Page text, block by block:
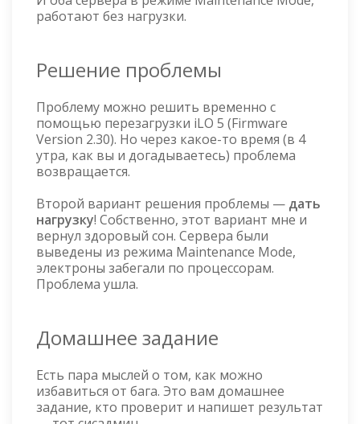
работают без нагрузки.
Решение проблемы
Проблему можно решить временно с
помощью перезагрузки iLO 5 (Firmware
Version 2.30). Но через какое-то время (в 4
утра, как вы и догадываетесь) проблема
возвращается.
Второй вариант решения проблемы — дать
нагрузку! Собственно, этот вариант мне и
вернул здоровый сон. Сервера были
выведены из режима Maintenance Mode,
электроны забегали по процессорам.
Проблема ушла.
Домашнее задание
Есть пара мыслей о том, как можно
избавиться от бага. Это вам домашнее
задание, кто проверит и напишет результат